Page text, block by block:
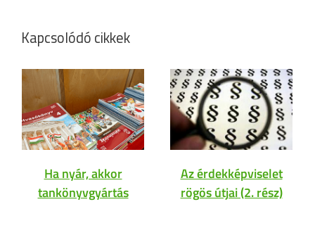
Kapcsolódó cikkek
Ha nyár, akkor
tankönyvgyártás
Az érdekképviselet
rögös útjai (2. rész)